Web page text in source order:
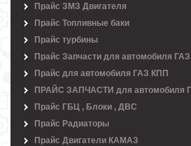
Прайс ЗМЗ Двигателя
Прайс Топливные баки
Прайс турбины
Прайс Запчасти для автомобиля ГАЗ
Прайс для автомобиля ГАЗ КПП
ПРАЙС ЗАПЧАСТИ для автомобиля
Прайс ГБЦ , Блоки , ДВС
Прайс Радиаторы
Прайс Двигатели КАМАЗ